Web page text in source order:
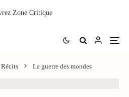
Zone Critique
Récits La guerre des mondes